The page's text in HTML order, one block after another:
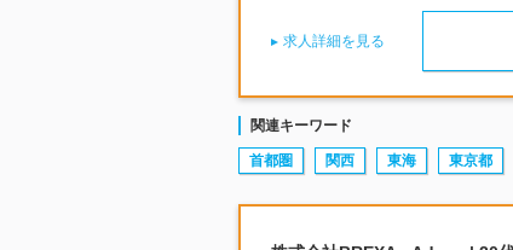
求人詳細を見る
関連キーワード
首都圏 関西 東海 東京都